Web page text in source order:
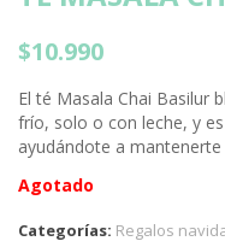
$10.990
El té Masala Chai Basilur
frío, solo o con leche, y
ayudándote a mantenerte
Agotado
Categorías: Regalos